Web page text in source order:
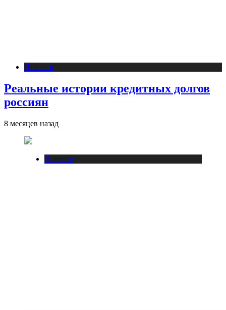
Новости
Реальные истории кредитных долгов
россиян
8 месяцев назад
Новости